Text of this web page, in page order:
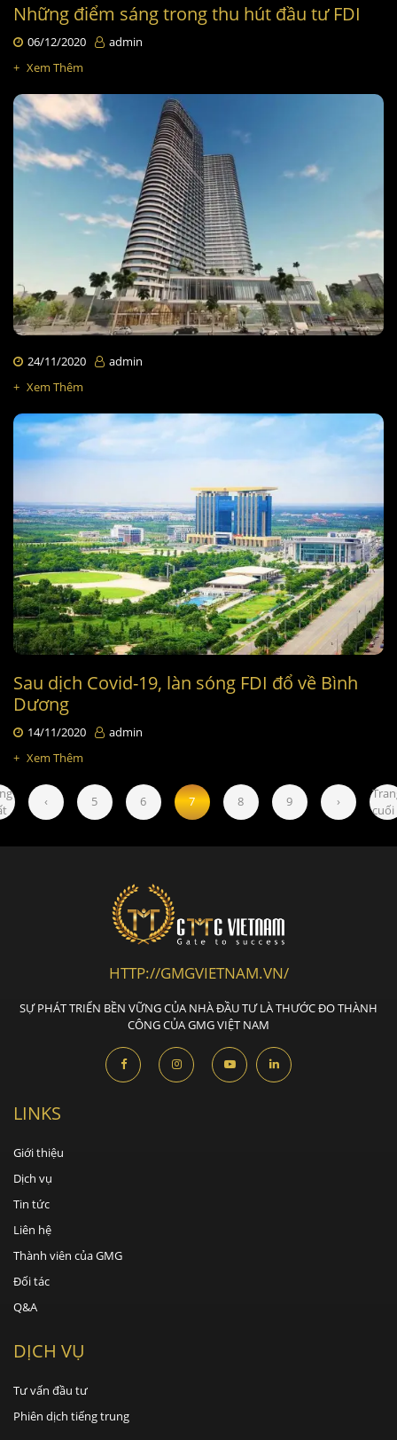
Những điểm sáng trong thu hút đầu tư FDI
06/12/2020
admin
+ Xem Thêm
24/11/2020
admin
+ Xem Thêm
Sau dịch Covid-19, làn sóng FDI đổ về Bình
Dương
14/11/2020
admin
+ Xem Thêm
‹ 5 6 7 8 9 ›
cuối
HTTP://GMGVIETNAM.VN/
SỰ PHÁT TRIỂN BỀN VỮNG CỦA NHÀ ĐẦU TƯ LÀ THƯỚC ĐO THÀNH
CÔNG CỦA GMG VIỆT NAM
LINKS
Giới thiệu
Dịch vụ
Tin tức
Liên hệ
Thành viên của GMG
Đối tác
Q&A
DỊCH VỤ
Tư vấn đầu tư
Phiên dịch tiếng trung